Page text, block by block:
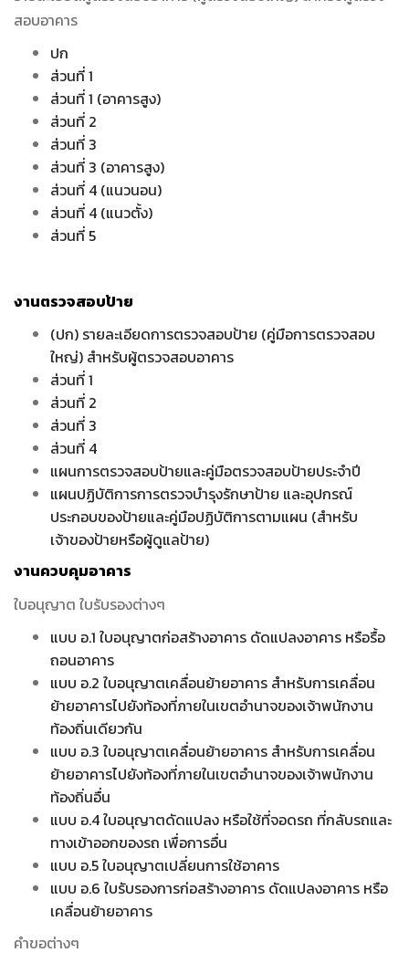
สอบอาคาร
ปก
ส่วนที่ 1
ส่วนที่ 1 (อาคารสูง)
ส่วนที่ 2
ส่วนที่ 3
ส่วนที่ 3 (อาคารสูง)
ส่วนที่ 4 (แนวนอน)
ส่วนที่ 4 (แนวตั้ง)
ส่วนที่ 5
งานตรวจสอบป้าย
(ปก) รายละเอียดการตรวจสอบป้าย (คู่มือการตรวจสอบ
ใหญ่) สำหรับผู้ตรวจสอบอาคาร
ส่วนที่ 1
ส่วนที่ 2
ส่วนที่ 3
ส่วนที่ 4
แผนการตรวจสอบป้ายและคู่มือตรวจสอบป้ายประจำปี
แผนปฏิบัติการการตรวจบำรุงรักษาป้าย และอุปกรณ์
ประกอบของป้ายและคู่มือปฏิบัติการตามแผน (สำหรับ
เจ้าของป้ายหรือผู้ดูแลป้าย)
งานควบคุมอาคาร
ใบอนุญาต ใบรับรองต่างๆ
แบบ อ.1 ใบอนุญาตก่อสร้างอาคาร ดัดแปลงอาคาร หรือรื้อ
ถอนอาคาร
แบบ อ.2 ใบอนุญาตเคลื่อนย้ายอาคาร สำหรับการเคลื่อน
ย้ายอาคารไปยังท้องที่ภายในเขตอำนาจของเจ้าพนักงาน
ท้องถิ่นเดียวกัน
แบบ อ.3 ใบอนุญาตเคลื่อนย้ายอาคาร สำหรับการเคลื่อน
ย้ายอาคารไปยังท้องที่ภายในเขตอำนาจของเจ้าพนักงาน
ท้องถิ่นอื่น
แบบ อ.4 ใบอนุญาตดัดแปลง หรือใช้ที่จอดรถ ที่กลับรถและ
ทางเข้าออกของรถ เพื่อการอื่น
แบบ อ.5 ใบอนุญาตเปลี่ยนการใช้อาคาร
แบบ อ.6 ใบรับรองการก่อสร้างอาคาร ดัดแปลงอาคาร หรือ
เคลื่อนย้ายอาคาร
คำขอต่างๆ